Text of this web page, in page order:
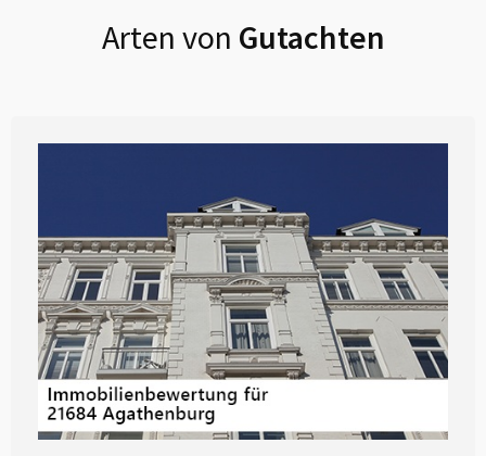
Arten von Gutachten